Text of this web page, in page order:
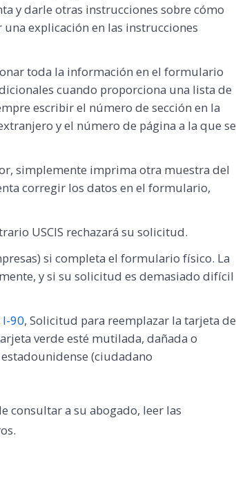
y darle otras instrucciones sobre cómo
explicación en las instrucciones
toda la información en el formulario
cuando proporciona una lista de
escribir el número de sección en la
y el número de página a la que se
simplemente imprima otra muestra del
corregir los datos en el formulario,
USCIS rechazará su solicitud.
si completa el formulario físico. La
y si su solicitud es demasiado difícil
90, Solicitud para reemplazar la tarjeta de
verde esté mutilada, dañada o
(ciudadano
consultar a su abogado, leer las